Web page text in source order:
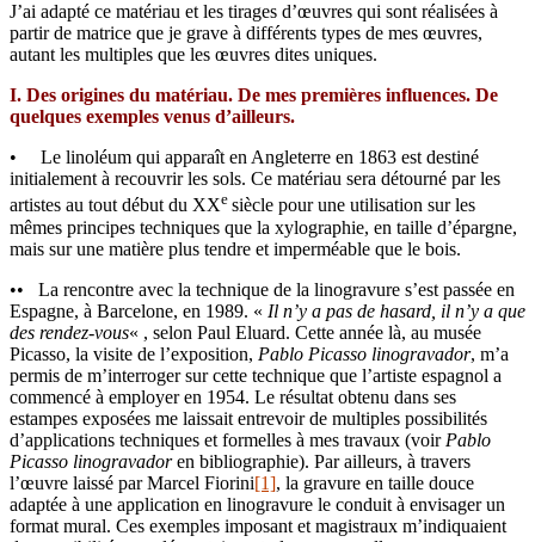
J’ai adapté ce matériau et les tirages d’œuvres qui sont réalisées à
partir de matrice que je grave à différents types de mes œuvres,
autant les multiples que les œuvres dites uniques.
I. Des origines du matériau. De mes premières influences. De
quelques exemples venus d’ailleurs.
• Le linoléum qui apparaît en Angleterre en 1863 est destiné
initialement à recouvrir les sols. Ce matériau sera détourné par les
artistes au tout début du XXe siècle pour une utilisation sur les
mêmes principes techniques que la xylographie, en taille d’épargne,
mais sur une matière plus tendre et imperméable que le bois.
•• La rencontre avec la technique de la linogravure s’est passée en
Espagne, à Barcelone, en 1989. « Il n’y a pas de hasard, il n’y a que
des rendez-vous« , selon Paul Eluard. Cette année là, au musée
Picasso, la visite de l’exposition, Pablo Picasso linogravador, m’a
permis de m’interroger sur cette technique que l’artiste espagnol a
commencé à employer en 1954. Le résultat obtenu dans ses
estampes exposées me laissait entrevoir de multiples possibilités
d’applications techniques et formelles à mes travaux (voir Pablo
Picasso linogravadoren bibliographie). Par ailleurs, à travers
l’œuvre laissé par Marcel Fiorini[1], la gravure en taille douce
adaptée à une application en linogravure le conduit à envisager un
format mural. Ces exemples imposant et magistraux m’indiquaient